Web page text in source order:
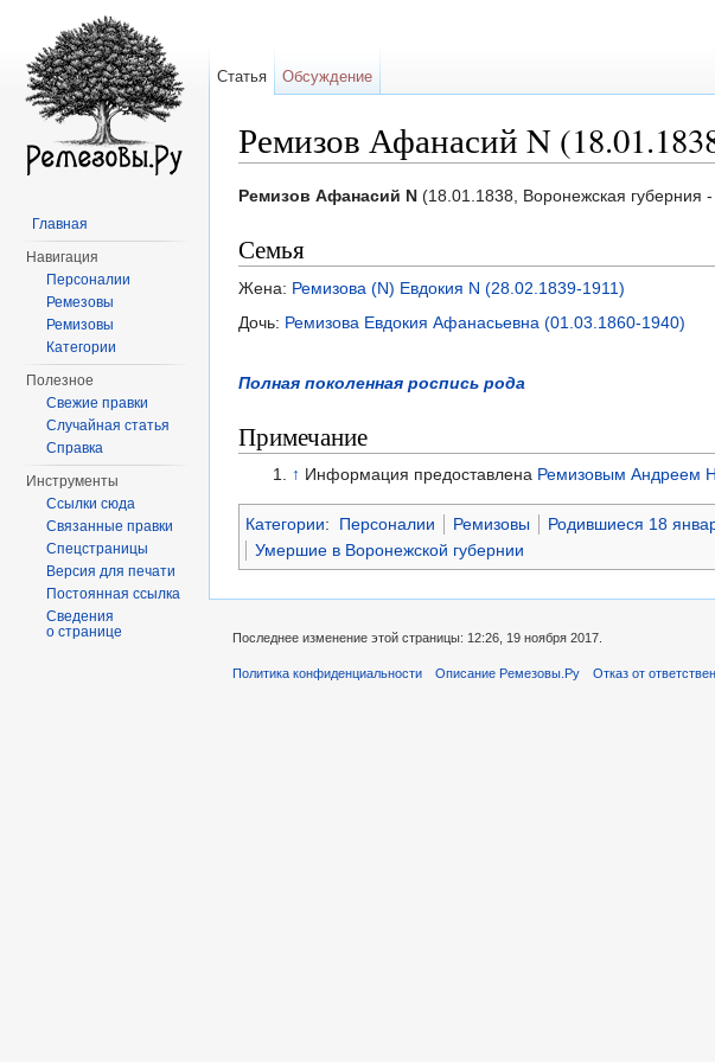
Ремизов Афанасий N
Ремизов Афанасий N (18.01.1838, Воронежская губерния
Семья
Жена: Ремизова (N) Евдокия N (28.02.1839-1911)
Дочь: Ремизова Евдокия Афанасьевна (01.03.1860-1940)
Полная поколенная роспись рода
Примечание
↑ Информация предоставлена Ремизовым Андреем
Категории: Персоналии Ремизовы Родившиеся 18
Умершие в Воронежской губернии
Статья Обсуждение
Главная
Навигация
Персоналии
Ремезовы
Ремизовы
Категории
Полезное
Свежие правки
Случайная статья
Справка
Инструменты
Ссылки сюда
Связанные правки
Спецстраницы
Версия для печати
Постоянная ссылка
Сведения
о странице
Последнее изменение этой страницы: 12:26, 19 ноября 2017.
Политика конфиденциальности Описание Ремезовы.Ру Отказ от